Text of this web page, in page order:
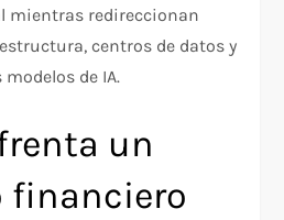
redireccionan
centros de datos y
de IA.
un
financiero